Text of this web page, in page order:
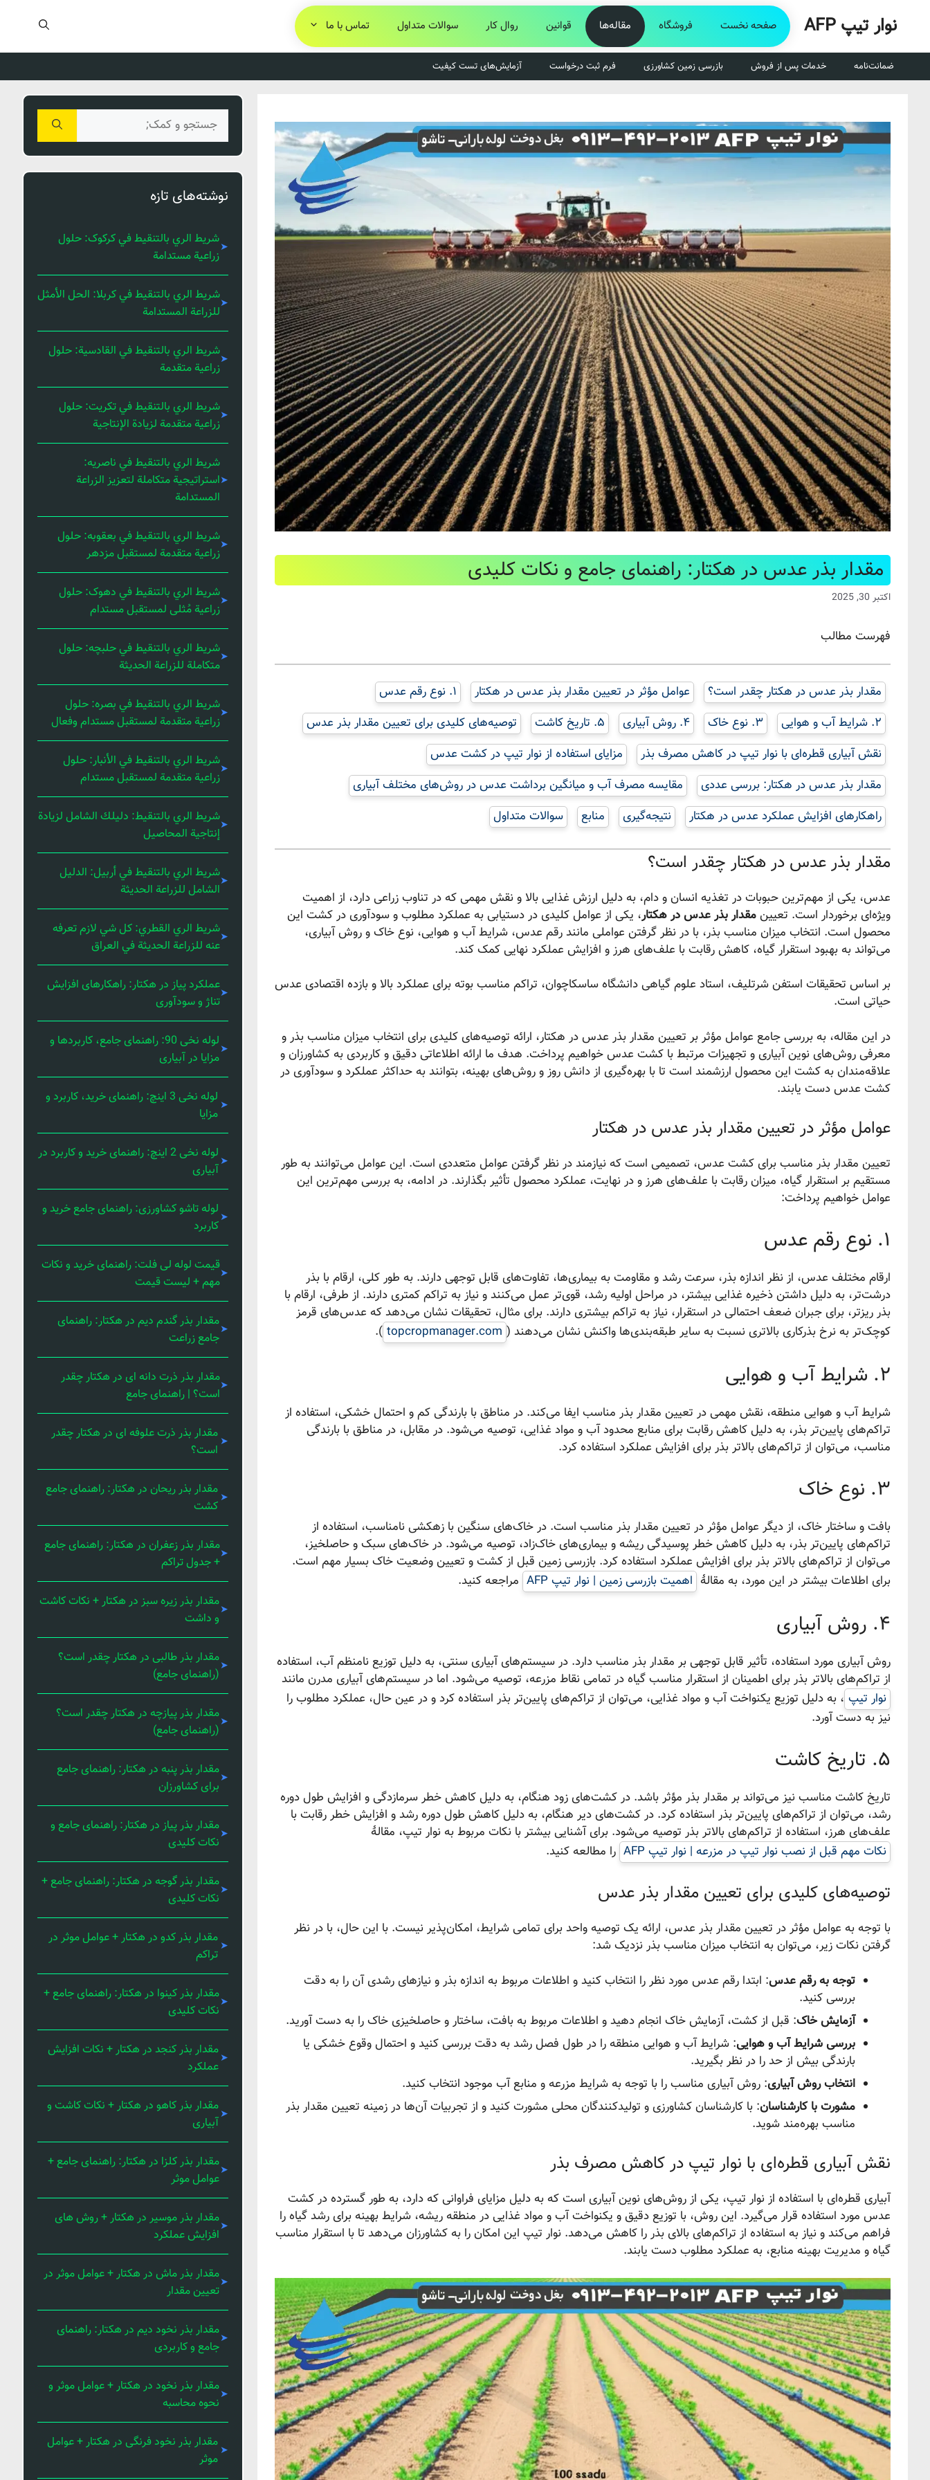
نوار تیپ AFP صفحه نخست فروشگاه مقاله‌ها قوانین روال کار سوالات متداول تماس با ما
ضمانت‌نامه خدمات پس از فروش بازرسی زمین کشاورزی فرم ثبت درخواست آزمایش‌های تست کیفیت
مقدار بذر عدس در هکتار: راهنمای جامع و نکات کلیدی
اکتبر 30, 2025
فهرست مطالب
مقدار بذر عدس در هکتار چقدر است؟ عوامل مؤثر در تعیین مقدار بذر عدس در هکتار
۱. نوع رقم عدس
۲. شرایط آب و هوایی
۳. نوع خاک ۴. روش آبیاری ۵. تاریخ کاشت
توصیه‌های کلیدی برای تعیین مقدار بذر عدس
نقش آبیاری قطره‌ای با نوار تیپ در کاهش مصرف بذر
مزایای استفاده از نوار تیپ در کشت عدس
مقدار بذر عدس در هکتار: بررسی عددی
مقایسه مصرف آب و میانگین برداشت عدس در روش‌های مختلف آبیاری
راهکارهای افزایش عملکرد عدس در هکتار
نتیجه‌گیری منابع سوالات متداول
مقدار بذر عدس در هکتار چقدر است؟
عدس، یکی از مهم‌ترین حبوبات در تغذیه انسان و دام، به دلیل ارزش غذایی بالا و نقش مهمی که در تناوب زراعی دارد، از اهمیت
ویژه‌ای برخوردار است. تعیینمقدار بذر عدس در هکتار، یکی از عوامل کلیدی در دستیابی به عملکرد مطلوب و سودآوری در کشت این
محصول است. انتخاب میزان مناسب بذر، با در نظر گرفتن عواملی مانند رقم عدس، شرایط آب و هوایی، نوع خاک و روش آبیاری،
می‌تواند به بهبود استقرار گیاه، کاهش رقابت با علف‌های هرز و افزایش عملکرد نهایی کمک کند.
بر اساس تحقیقات استفن شرتلیف، استاد علوم گیاهی دانشگاه ساسکاچوان، تراکم مناسب بوته برای عملکرد بالا و بازده اقتصادی عدس
حیاتی است.
در این مقاله، به بررسی جامع عوامل مؤثر بر تعیین مقدار بذر عدس در هکتار، ارائه توصیه‌های کلیدی برای انتخاب میزان مناسب بذر و
معرفی روش‌های نوین آبیاری و تجهیزات مرتبط با کشت عدس خواهیم پرداخت. هدف ما ارائه اطلاعاتی دقیق و کاربردی به کشاورزان و
علاقه‌مندان به کشت این محصول ارزشمند است تا با بهره‌گیری از دانش روز و روش‌های بهینه، بتوانند به حداکثر عملکرد و سودآوری در
کشت عدس دست یابند.
عوامل مؤثر در تعیین مقدار بذر عدس در هکتار
تعیین مقدار بذر مناسب برای کشت عدس، تصمیمی است که نیازمند در نظر گرفتن عوامل متعددی است. این عوامل می‌توانند به طور
مستقیم بر استقرار گیاه، میزان رقابت با علف‌های هرز و در نهایت، عملکرد محصول تأثیر بگذارند. در ادامه، به بررسی مهم‌ترین این
عوامل خواهیم پرداخت:
۱. نوع رقم عدس
ارقام مختلف عدس، از نظر اندازه بذر، سرعت رشد و مقاومت به بیماری‌ها، تفاوت‌های قابل توجهی دارند. به طور کلی، ارقام با بذر
درشت‌تر، به دلیل داشتن ذخیره غذایی بیشتر، در مراحل اولیه رشد، قوی‌تر عمل می‌کنند و نیاز به تراکم کمتری دارند. از طرفی، ارقام با
بذر ریزتر، برای جبران ضعف احتمالی در استقرار، نیاز به تراکم بیشتری دارند. برای مثال، تحقیقات نشان می‌دهد که عدس‌های قرمز
کوچک‌تر به نرخ بذرکاری بالاتری نسبت به سایر طبقه‌بندی‌ها واکنش نشان می‌دهند ( topcropmanager.com
).
۲. شرایط آب و هوایی
شرایط آب و هوایی منطقه، نقش مهمی در تعیین مقدار بذر مناسب ایفا می‌کند. در مناطق با بارندگی کم و احتمال خشکی، استفاده از
تراکم‌های پایین‌تر بذر، به دلیل کاهش رقابت برای منابع محدود آب و مواد غذایی، توصیه می‌شود. در مقابل، در مناطق با بارندگی
مناسب، می‌توان از تراکم‌های بالاتر بذر برای افزایش عملکرد استفاده کرد.
۳. نوع خاک
بافت و ساختار خاک، از دیگر عوامل مؤثر در تعیین مقدار بذر مناسب است. در خاک‌های سنگین با زهکشی نامناسب، استفاده از
تراکم‌های پایین‌تر بذر، به دلیل کاهش خطر پوسیدگی ریشه و بیماری‌های خاک‌زاد، توصیه می‌شود. در خاک‌های سبک و حاصلخیز،
می‌توان از تراکم‌های بالاتر بذر برای افزایش عملکرد استفاده کرد. بازرسی زمین قبل از کشت و تعیین وضعیت خاک بسیار مهم است.
برای اطلاعات بیشتر در این مورد، به مقالهٔ اهمیت بازرسی زمین | نوار تیپ AFP مراجعه کنید.
۴. روش آبیاری
روش آبیاری مورد استفاده، تأثیر قابل توجهی بر مقدار بذر مناسب دارد. در سیستم‌های آبیاری سنتی، به دلیل توزیع نامنظم آب، استفاده
از تراکم‌های بالاتر بذر برای اطمینان از استقرار مناسب گیاه در تمامی نقاط مزرعه، توصیه می‌شود. اما در سیستم‌های آبیاری مدرن مانند
نوار تیپ ، به دلیل توزیع یکنواخت آب و مواد غذایی، می‌توان از تراکم‌های پایین‌تر بذر استفاده کرد و در عین حال، عملکرد مطلوب را
نیز به دست آورد.
۵. تاریخ کاشت
تاریخ کاشت مناسب نیز می‌تواند بر مقدار بذر مؤثر باشد. در کشت‌های زود هنگام، به دلیل کاهش خطر سرمازدگی و افزایش طول دوره
رشد، می‌توان از تراکم‌های پایین‌تر بذر استفاده کرد. در کشت‌های دیر هنگام، به دلیل کاهش طول دوره رشد و افزایش خطر رقابت با
علف‌های هرز، استفاده از تراکم‌های بالاتر بذر توصیه می‌شود. برای آشنایی بیشتر با نکات مربوط به نوار تیپ، مقالهٔ
نکات مهم قبل از نصب نوار تیپ در مزرعه | نوار تیپ AFP
را مطالعه کنید.
توصیه‌های کلیدی برای تعیین مقدار بذر عدس
با توجه به عوامل مؤثر در تعیین مقدار بذر عدس، ارائه یک توصیه واحد برای تمامی شرایط، امکان‌پذیر نیست. با این حال، با در نظر
گرفتن نکات زیر، می‌توان به انتخاب میزان مناسب بذر نزدیک شد:
توجه به رقم عدس: ابتدا رقم عدس مورد نظر را انتخاب کنید و اطلاعات مربوط به اندازه بذر و نیازهای رشدی آن را به دقت
بررسی کنید.
آزمایش خاک: قبل از کشت، آزمایش خاک انجام دهید و اطلاعات مربوط به بافت، ساختار و حاصلخیزی خاک را به دست آورید.
بررسی شرایط آب و هوایی: شرایط آب و هوایی منطقه را در طول فصل رشد به دقت بررسی کنید و احتمال وقوع خشکی یا
بارندگی بیش از حد را در نظر بگیرید.
انتخاب روش آبیاری: روش آبیاری مناسب را با توجه به شرایط مزرعه و منابع آب موجود انتخاب کنید.
مشورت با کارشناسان: با کارشناسان کشاورزی و تولیدکنندگان محلی مشورت کنید و از تجربیات آن‌ها در زمینه تعیین مقدار بذر
مناسب بهره‌مند شوید.
نقش آبیاری قطره‌ای با نوار تیپ در کاهش مصرف بذر
آبیاری قطره‌ای با استفاده از نوار تیپ، یکی از روش‌های نوین آبیاری است که به دلیل مزایای فراوانی که دارد، به طور گسترده در کشت
عدس مورد استفاده قرار می‌گیرد. این روش، با توزیع دقیق و یکنواخت آب و مواد غذایی در منطقه ریشه، شرایط بهینه برای رشد گیاه را
فراهم می‌کند و نیاز به استفاده از تراکم‌های بالای بذر را کاهش می‌دهد. نوار تیپ این امکان را به کشاورزان می‌دهد تا با استقرار مناسب
گیاه و مدیریت بهینه منابع، به عملکرد مطلوب دست یابند.
برای:
نوشته‌های تازه
شريط الري بالتنقيط في کرکوک: حلول
زراعية مستدامة
شريط الري بالتنقيط في كربلا: الحل الأمثل
للزراعة المستدامة
شريط الري بالتنقيط في القادسية: حلول
زراعية متقدمة
شريط الري بالتنقيط في تكريت: حلول
زراعية متقدمة لزيادة الإنتاجية
شريط الري بالتنقيط في ناصریه:
استراتيجية متكاملة لتعزيز الزراعة
المستدامة
شريط الري بالتنقيط في بعقوبه: حلول
زراعية متقدمة لمستقبل مزدهر
شريط الري بالتنقيط في دهوک: حلول
زراعية مُثلى لمستقبل مستدام
شريط الري بالتنقيط في حلبچه: حلول
متكاملة للزراعة الحديثة
شريط الري بالتنقيط في بصره: حلول
زراعية متقدمة لمستقبل مستدام وفعال
شريط الري بالتنقيط في الأنبار: حلول
زراعية متقدمة لمستقبل مستدام
شريط الري بالتنقيط: دليلك الشامل لزيادة
إنتاجية المحاصيل
شريط الري بالتنقيط في أربيل: الدليل
الشامل للزراعة الحديثة
شريط الري القطري: كل شي لازم تعرفه
عنه للزراعة الحديثة في العراق
عملکرد پیاز در هکتار: راهکارهای افزایش
تناژ و سودآوری
لوله نخی 90: راهنمای جامع، کاربردها و
مزایا در آبیاری
لوله نخی 3 اینچ: راهنمای خرید، کاربرد و
مزایا
لوله نخی 2 اینچ: راهنمای خرید و کاربرد در
آبیاری
لوله تاشو کشاورزی: راهنمای جامع خرید و
کاربرد
قیمت لوله لی فلت: راهنمای خرید و نکات
مهم + لیست قیمت
مقدار بذر گندم دیم در هکتار: راهنمای
جامع زراعت
مقدار بذر ذرت دانه ای در هکتار چقدر
است؟ | راهنمای جامع
مقدار بذر ذرت علوفه ای در هکتار چقدر
است؟
مقدار بذر ریحان در هکتار: راهنمای جامع
کشت
مقدار بذر زعفران در هکتار: راهنمای جامع
+ جدول تراکم
مقدار بذر زیره سبز در هکتار + نکات کاشت
و داشت
مقدار بذر طالبی در هکتار چقدر است؟
(راهنمای جامع)
مقدار بذر پیازچه در هکتار چقدر است؟
(راهنمای جامع)
مقدار بذر پنبه در هکتار: راهنمای جامع
برای کشاورزان
مقدار بذر پیاز در هکتار: راهنمای جامع و
نکات کلیدی
مقدار بذر گوجه در هکتار: راهنمای جامع +
نکات کلیدی
مقدار بذر کدو در هکتار + عوامل موثر در
تراکم
مقدار بذر کینوا در هکتار: راهنمای جامع +
نکات کلیدی
مقدار بذر کنجد در هکتار + نکات افزایش
عملکرد
مقدار بذر کاهو در هکتار + نکات کاشت و
آبیاری
مقدار بذر کلزا در هکتار: راهنمای جامع +
عوامل موثر
مقدار بذر موسیر در هکتار + روش های
افزایش عملکرد
مقدار بذر ماش در هکتار + عوامل موثر در
تعیین مقدار
مقدار بذر نخود دیم در هکتار: راهنمای
جامع و کاربردی
مقدار بذر نخود در هکتار + عوامل موثر و
نحوه محاسبه
مقدار بذر نخود فرنگی در هکتار + عوامل
موثر